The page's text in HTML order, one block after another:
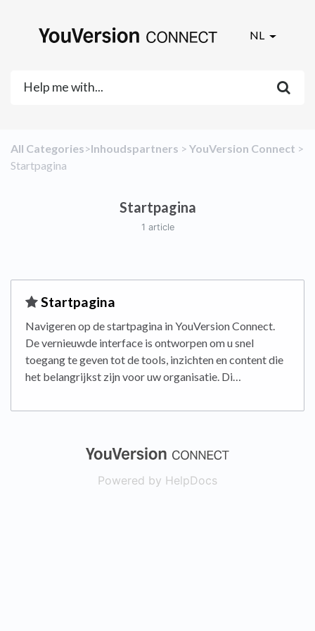
NL
All Categories​>​​Inhoudspartners ​ > ​ ​YouVersion Connect ​ >
​Startpagina
Startpagina
1 article
​Startpagina
Navigeren op de startpagina in YouVersion Connect.
De vernieuwde interface is ontworpen om u snel
toegang te geven tot de tools, inzichten en content die
het belangrijkst zijn voor uw organisatie. Di…
(opens in a
Powered by HelpDocs